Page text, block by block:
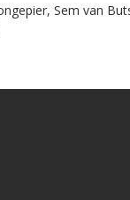
Sem van